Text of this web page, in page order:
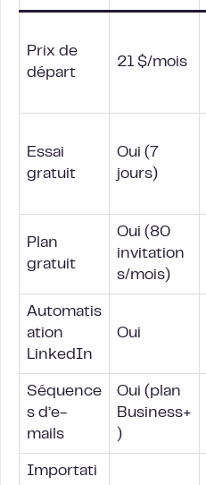
Prix de
départ
21 $/mois
Essai
gratuit
Oui (7
jours)
Plan
gratuit
Oui (80
invitation
s/mois)
Automatis
ation
LinkedIn
Oui
Séquence
s d’e-
mails
Oui (plan
Business+
)
Importati